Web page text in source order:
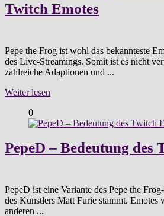
Twitch Emotes
Pepe the Frog ist wohl das bekannteste
des Live-Streamings. Somit ist es nicht
zahlreiche Adaptionen und ...
Weiter lesen
0
PepeD – Bedeutung des
PepeD ist eine Variante des Pepe the
des Künstlers Matt Furie stammt. Emotes
anderen ...